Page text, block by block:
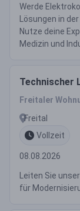
Werde
Lösungen in
Nutze deine
Medizin und
Technischer
Freitaler
Freital
Vollzeit
08.08.2026
Leiten Sie
für